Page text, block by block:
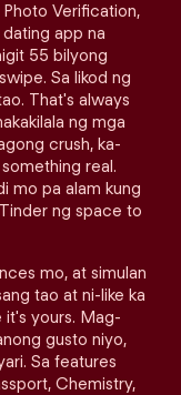
Verification,
app na
55 bilyong
Sa likod ng
That's always
ng mga
crush, ka-
real.
mo pa alam kung
ng space to
mo, at simulan
tao at ni-like ka
it's yours. Mag-
gusto niyo,
Sa features
Chemistry,